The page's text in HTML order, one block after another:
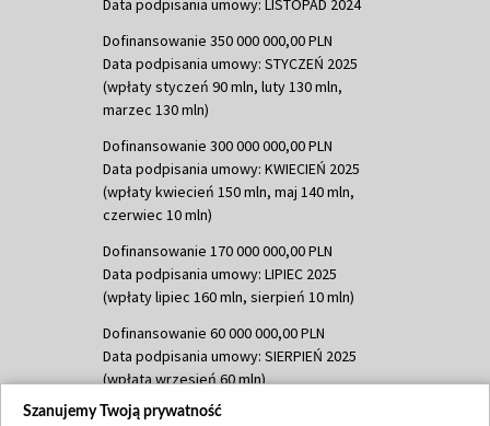
Data podpisania umowy: LISTOPAD 2024
Dofinansowanie 350 000 000,00 PLN
Data podpisania umowy: STYCZEŃ 2025
(wpłaty styczeń 90 mln, luty 130 mln,
marzec 130 mln)
Dofinansowanie 300 000 000,00 PLN
Data podpisania umowy: KWIECIEŃ 2025
(wpłaty kwiecień 150 mln, maj 140 mln,
czerwiec 10 mln)
Dofinansowanie 170 000 000,00 PLN
Data podpisania umowy: LIPIEC 2025
(wpłaty lipiec 160 mln, sierpień 10 mln)
Dofinansowanie 60 000 000,00 PLN
Data podpisania umowy: SIERPIEŃ 2025
(wpłata wrzesień 60 mln)
Dofinansowanie 635 783 051,21 PLN
Szanujemy Twoją prywatność